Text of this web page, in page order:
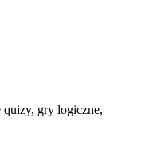
gry logiczne,